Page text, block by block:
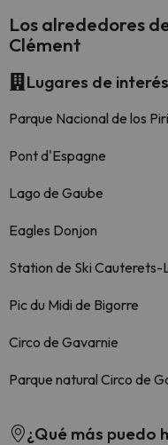
Los alrededores
Clément
Lugares de interés
Parque Nacional de los
Pont d'Espagne
Lago de Gaube
Eagles Donjon
Station de Ski Cauterets-
Pic du Midi de Bigorre
Circo de Gavarnie
Parque natural Circo de
¿Qué más puedo